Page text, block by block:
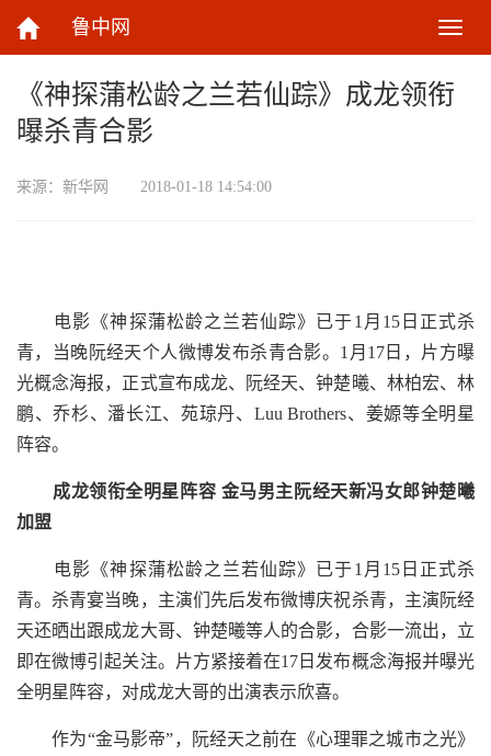
鲁中网
切
换
航
《神探蒲松龄之兰若仙踪》成龙领衔
曝杀青合影
来源： 新华网 2018-01-18 14:54:00
电影《神探蒲松龄之兰若仙踪》已于1月15日正式杀
青，当晚阮经天个人微博发布杀青合影。1月17日，片方曝
光概念海报，正式宣布成龙、阮经天、钟楚曦、林柏宏、林
鹏、乔杉、潘长江、苑琼丹、Luu Brothers、姜嫄等全明星
阵容。
成龙领衔全明星阵容 金马男主阮经天新冯女郎钟楚曦
加盟
电影《神探蒲松龄之兰若仙踪》已于1月15日正式杀
青。杀青宴当晚，主演们先后发布微博庆祝杀青，主演阮经
天还晒出跟成龙大哥、钟楚曦等人的合影，合影一流出，立
即在微博引起关注。片方紧接着在17日发布概念海报并曝光
全明星阵容，对成龙大哥的出演表示欣喜。
作为“金马影帝”，阮经天之前在《心理罪之城市之光》